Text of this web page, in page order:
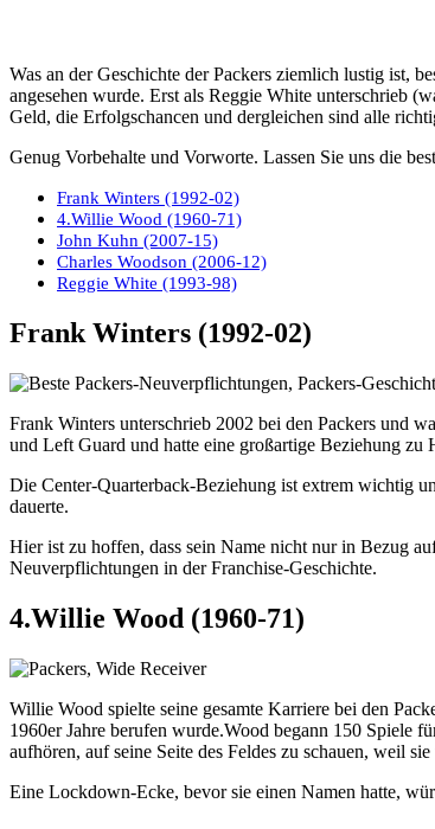
Was an der Geschichte der Packers ziemlich lustig ist,
angesehen wurde. Erst als Reggie White unterschrieb
Geld, die Erfolgschancen und dergleichen sind alle
Genug Vorbehalte und Vorworte. Lassen Sie uns die
Frank Winters (1992-02)
4.Willie Wood (1960-71)
John Kuhn (2007-15)
Charles Woodson (2006-12)
Reggie White (1993-98)
Frank Winters (1992-02)
Frank Winters unterschrieb 2002 bei den Packers und
und Left Guard und hatte eine großartige Beziehung zu
Die Center-Quarterback-Beziehung ist extrem wichtig
dauerte.
Hier ist zu hoffen, dass sein Name nicht nur in Bezug
Neuverpflichtungen in der Franchise-Geschichte.
4.Willie Wood (1960-71)
Willie Wood spielte seine gesamte Karriere bei den
1960er Jahre berufen wurde.Wood begann 150 Spiele
aufhören, auf seine Seite des Feldes zu schauen, weil
Eine Lockdown-Ecke, bevor sie einen Namen hatte,